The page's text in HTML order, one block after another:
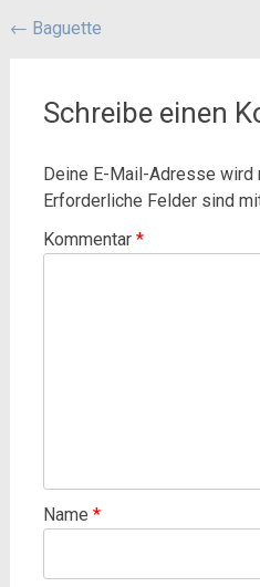
Beitragsnavigation
← Baguette
Schreibe einen
Deine E-Mail-Adresse wird
Erforderliche Felder sind
Kommentar *
Name *